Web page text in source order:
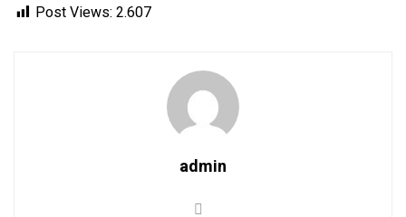
Post Views: 2.607
admin